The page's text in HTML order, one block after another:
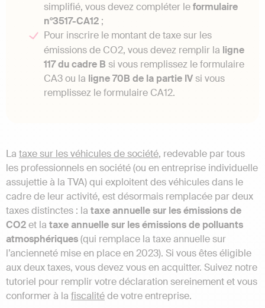
simplifié, vous devez compléter leformulaire
n°3517-CA12 ;
Pour inscrire le montant de taxe sur les
émissions de CO2, vous devez remplir la ligne
117 du cadre B si vous remplissez le formulaire
CA3 ou la ligne 70B de la partie IVsi vous
remplissez le formulaire CA12.
La taxe sur les véhicules de société, redevable par tous
les professionnels en société (ou en entreprise individuelle
assujettie à la TVA) qui exploitent des véhicules dans le
cadre de leur activité, est désormais remplacée par deux
taxes distinctes : la taxe annuelle sur les émissions de
CO2et la taxe annuelle sur les émissions de polluants
atmosphériques(qui remplace la taxe annuelle sur
l’ancienneté mise en place en 2023). Si vous êtes éligible
aux deux taxes, vous devez vous en acquitter. Suivez notre
tutoriel pour remplir votre déclaration sereinement et vous
conformer à la fiscalitéde votre entreprise.